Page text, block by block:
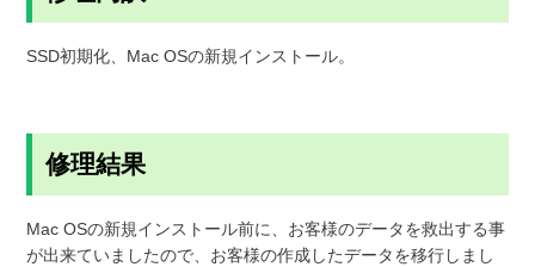
SSD初期化、Mac OSの新規インストール。
修理結果
Mac OSの新規インストール前に、お客様のデータを救出する事
が出来ていましたので、お客様の作成したデータを移行しまし